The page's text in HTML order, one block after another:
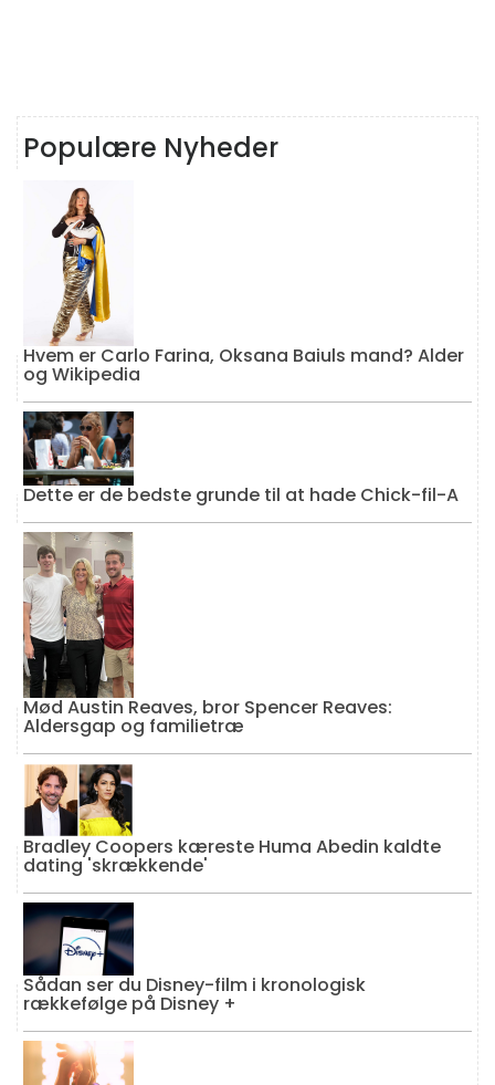
Populære Nyheder
Hvem er Carlo Farina, Oksana Baiuls mand? Alder
og Wikipedia
Dette er de bedste grunde til at hade Chick-fil-A
Mød Austin Reaves, bror Spencer Reaves:
Aldersgap og familietræ
Bradley Coopers kæreste Huma Abedin kaldte
dating 'skrækkende'
Sådan ser du Disney-film i kronologisk
rækkefølge på Disney +